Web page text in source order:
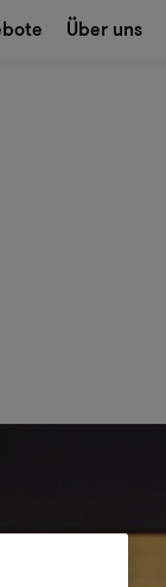
Über uns